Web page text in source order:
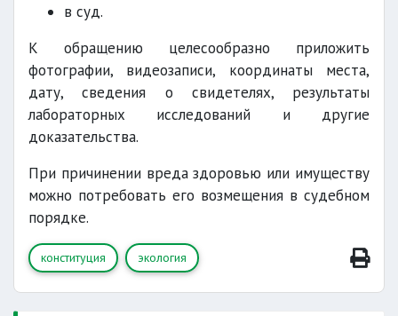
в суд.
К обращению целесообразно приложить
фотографии, видеозаписи, координаты места,
дату, сведения о свидетелях, результаты
лабораторных исследований и другие
доказательства.
При причинении вреда здоровью или имуществу
можно потребовать его возмещения в судебном
порядке.
конституция экология